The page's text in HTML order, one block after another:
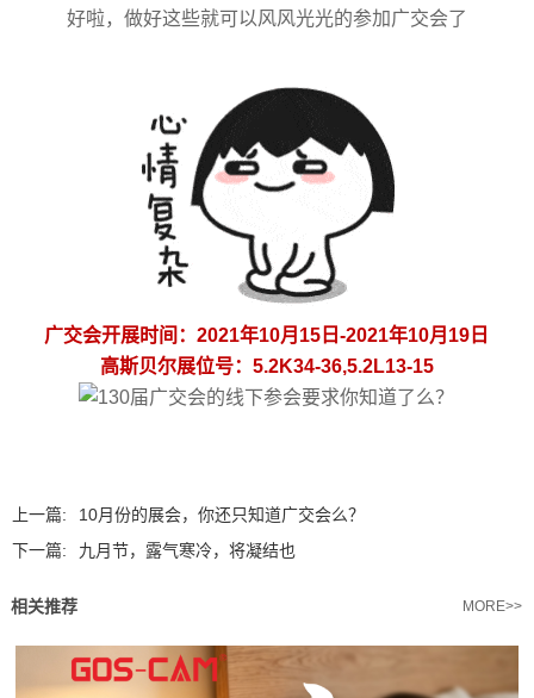
好啦，做好这些就可以风风光光的参加广交会了
广交会开展时间：2021年10月15日-2021年10月19日
高斯贝尔展位号：5.2K34-36,5.2L13-15
上一篇:
10月份的展会，你还只知道广交会么？
下一篇:
九月节，露气寒冷，将凝结也
相关推荐 MORE>>